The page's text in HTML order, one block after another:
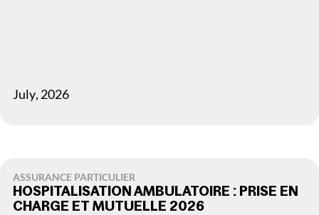
July, 2026
ASSURANCE PARTICULIER
HOSPITALISATION AMBULATOIRE : PRISE EN
CHARGE ET MUTUELLE 2026